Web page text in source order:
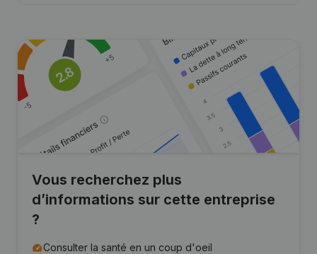
Vous recherchez plus
d’informations sur cette entreprise
?
Consulter la santé en un coup d'oeil